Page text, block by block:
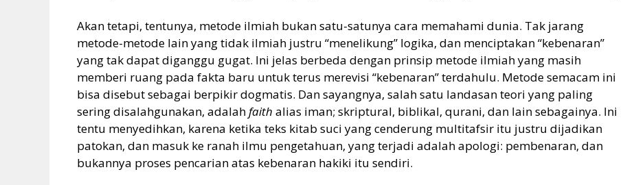
Akan tetapi, tentunya, metode ilmiah bukan satu-satunya cara memahami dunia. Tak jarang
metode-metode lain yang tidak ilmiah justru “menelikung” logika, dan menciptakan “kebenaran”
yang tak dapat diganggu gugat. Ini jelas berbeda dengan prinsip metode ilmiah yang masih
memberi ruang pada fakta baru untuk terus merevisi “kebenaran” terdahulu. Metode semacam ini
bisa disebut sebagai berpikir dogmatis. Dan sayangnya, salah satu landasan teori yang paling
sering disalahgunakan, adalahfaith alias iman; skriptural, biblikal, qurani, dan lain sebagainya. Ini
tentu menyedihkan, karena ketika teks kitab suci yang cenderung multitafsir itu justru dijadikan
patokan, dan masuk ke ranah ilmu pengetahuan, yang terjadi adalah apologi: pembenaran, dan
bukannya proses pencarian atas kebenaran hakiki itu sendiri.